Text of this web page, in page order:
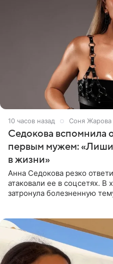
10 часов назад Соня Жарова
Седокова вспомнила
первым мужем:
в жизни»
Анна Седокова резко
атаковали ее в соцсетях. В
затронула болезненную